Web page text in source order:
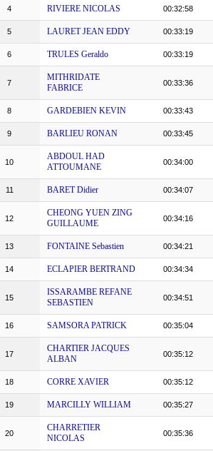
4 RIVIERE NICOLAS 00:32:58
5 LAURET JEAN EDDY 00:33:19
6 TRULES Geraldo 00:33:19
7
MITHRIDATE
FABRICE
00:33:36
8 GARDEBIEN KEVIN 00:33:43
9 BARLIEU RONAN 00:33:45
10
ABDOUL HAD
ATTOUMANE
00:34:00
11 BARET Didier 00:34:07
12
CHEONG YUEN ZING
GUILLAUME
00:34:16
13 FONTAINE Sebastien 00:34:21
14 ECLAPIER BERTRAND 00:34:34
15
ISSARAMBE REFANE
SEBASTIEN
00:34:51
16 SAMSORA PATRICK 00:35:04
17
CHARTIER JACQUES
ALBAN
00:35:12
18 CORRE XAVIER 00:35:12
19 MARCILLY WILLIAM 00:35:27
20
CHARRETIER
NICOLAS
00:35:36